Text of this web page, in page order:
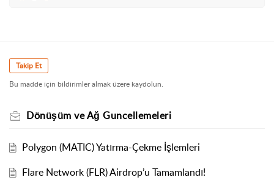
Takip Et
Bu madde için bildirimler almak üzere kaydolun.
Dönüşüm ve Ağ Guncellemeleri
Polygon (MATIC) Yatırma-Çekme İşlemleri
Flare Network (FLR) Airdrop’u Tamamlandı!